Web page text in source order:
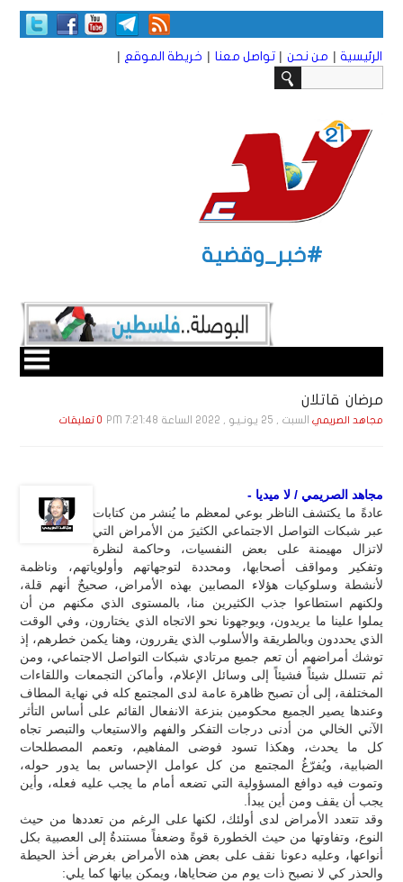
الرئيسية | من نحن | تواصل معنا | خريطة الموقع |
#خبر_وقضية
مرضان قاتلان
مجاهد الصريمي السبت , 25 يـونـيـو , 2022 الساعة 7:21:48 PM 0 تعليقات
مجاهد الصريمي / لا ميديا -
عادةً ما يكتشف الناظر بوعي لمعظم ما يُنشر من كتابات
عبر شبكات التواصل الاجتماعي الكثيرَ من الأمراض التي
لاتزال مهيمنة على بعض النفسيات، وحاكمة لنظرة
وتفكير ومواقف أصحابها، ومحددة لتوجهاتهم وأولوياتهم، وناظمة
لأنشطة وسلوكيات هؤلاء المصابين بهذه الأمراض، صحيحٌ أنهم قلة،
ولكنهم استطاعوا جذب الكثيرين منا، بالمستوى الذي مكنهم من أن
يملوا علينا ما يريدون، ويوجهونا نحو الاتجاه الذي يختارون، وفي الوقت
الذي يحددون وبالطريقة والأسلوب الذي يقررون، وهنا يكمن خطرهم، إذ
توشك أمراضهم أن تعم جميع مرتادي شبكات التواصل الاجتماعي، ومن
ثم تتسلل شيئاً فشيئاً إلى وسائل الإعلام، وأماكن التجمعات واللقاءات
المختلفة، إلى أن تصبح ظاهرة عامة لدى المجتمع كله في نهاية المطاف
وعندها يصير الجميع محكومين بنزعة الانفعال القائم على أساس التأثر
الآني الخالي من أدنى درجات التفكر والفهم والاستيعاب والتبصر تجاه
كل ما يحدث، وهكذا تسود فوضى المفاهيم، وتعمم المصطلحات
الضبابية، ويُفرّغُ المجتمع من كل عوامل الإحساس بما يدور حوله،
وتموت فيه دوافع المسؤولية التي تضعه أمام ما يجب عليه فعله، وأين
يجب أن يقف ومن أين يبدأ.
وقد تتعدد الأمراض لدى أولئك، لكنها على الرغم من تعددها من حيث
النوع، وتفاوتها من حيث الخطورة قوةً وضعفاً مستندةٌ إلى العصبية بكل
أنواعها، وعليه دعونا نقف على بعض هذه الأمراض بغرض أخذ الحيطة
والحذر كي لا نصبح ذات يوم من ضحاياها، ويمكن بيانها كما يلي: